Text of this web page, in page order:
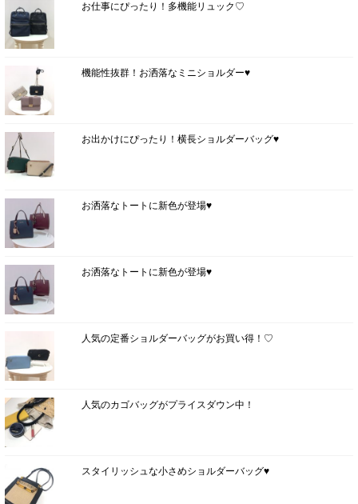
お仕事にぴったり！多機能リュック♡
機能性抜群！お洒落なミニショルダー♥
お出かけにぴったり！横長ショルダーバッグ♥
お洒落なトートに新色が登場♥
お洒落なトートに新色が登場♥
人気の定番ショルダーバッグがお買い得！♡
人気のカゴバッグがプライスダウン中！
スタイリッシュな小さめショルダーバッグ♥